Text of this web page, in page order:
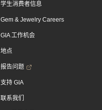
学生消费者信息
Gem & Jewelry Careers
GIA 工作机会
地点
报告问题
支持 GIA
联系我们